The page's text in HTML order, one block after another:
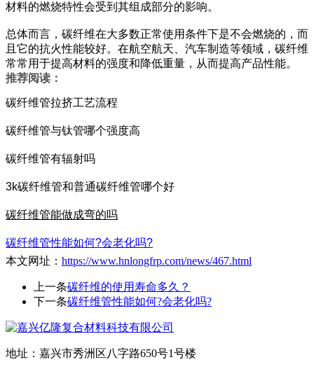
材料的燃烧特性会受到其组成部分的影响。
总体而言，碳纤维在大多数正常使用条件下是不会燃烧的，而
且它的抗火性能较好。在航空航天、汽车制造等领域，碳纤维
常常用于提高材料的强度和降低重量，从而提高产品性能。
推荐阅读：
碳纤维管拉挤工艺流程
碳纤维管与钛管哪个强度高
碳纤维管有辐射吗
3k碳纤维管和普通碳纤维管哪个好
碳纤维管能做成弯的吗
碳纤维管性能如何?会老化吗?
本文网址： https://www.hnlongfrp.com/news/467.html
上一条碳纤维的使用寿命多久？
下一条碳纤维管性能如何?会老化吗?
地址：嘉兴市秀洲区八字路650号1号楼